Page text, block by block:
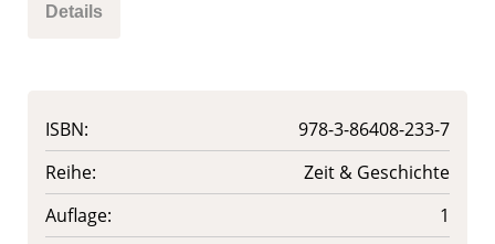
Details
ISBN:
978-3-86408-233-7
Reihe:
Zeit & Geschichte
Auflage:
1